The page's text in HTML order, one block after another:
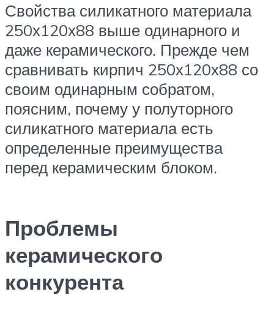
Свойства силикатного материала
250х120х88 выше одинарного и
даже керамического. Прежде чем
сравнивать кирпич 250х120х88 со
своим одинарным собратом,
поясним, почему у полуторного
силикатного материала есть
определенные преимущества
перед керамическим блоком.
Проблемы
керамического
конкурента